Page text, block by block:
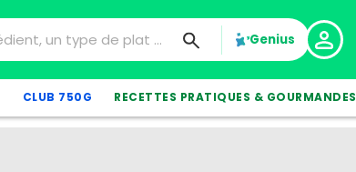
Genius
CLUB 750G RECETTES PRATIQUES & GOURMANDES